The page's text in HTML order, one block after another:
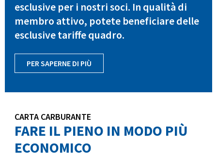
esclusive per i nostri soci. In qualità di
membro attivo, potete beneficiare delle
esclusive tariffe quadro.
PER SAPERNE DI PIÙ
CARTA CARBURANTE
FARE IL PIENO IN MODO PIÙ
ECONOMICO